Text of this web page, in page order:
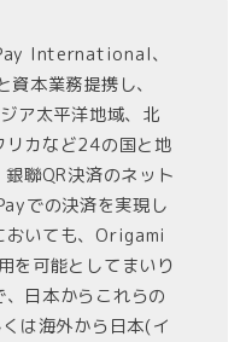
International、
本業務提携し、
ア太平洋地域、北
リカなど24の国と地
聯QR決済のネット
での決済を実現し
おいても、Origami
を可能としてまいり
日本からこれらの
は海外から日本(イ